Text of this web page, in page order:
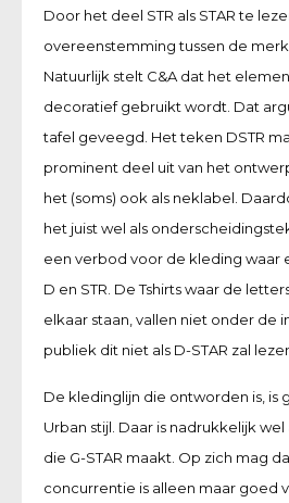
Door het deel STR als STAR te
overeenstemming tussen de
Natuurlijk stelt C&A dat het
decoratief gebruikt wordt. Dat
tafel geveegd. Het teken DSTR
prominent deel uit van het
het (soms) ook als neklabel.
het juist wel als
een verbod voor de kleding waar
D en STR. De Tshirts waar de
elkaar staan, vallen niet onder de
publiek dit niet als D-STAR zal
De kledinglijn die ontworden is, is
Urban stijl. Daar is nadrukkelijk
die G-STAR maakt. Op zich mag
concurrentie is alleen maar goed